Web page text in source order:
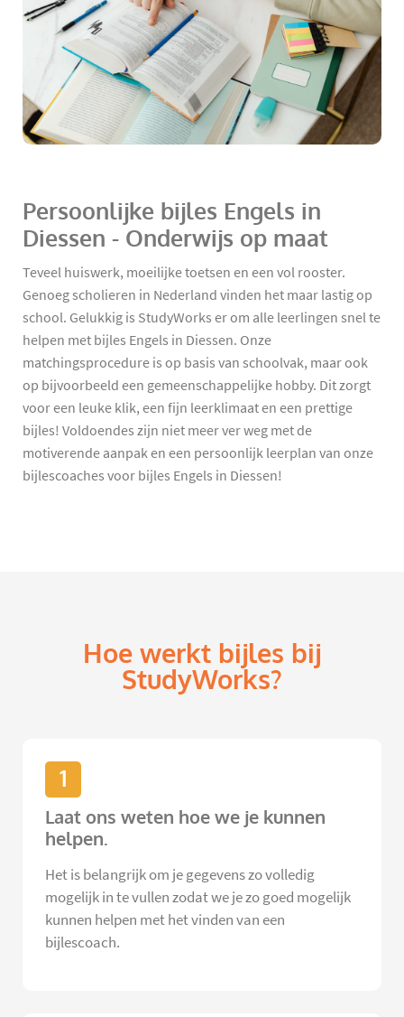
Persoonlijke bijles Engels in
Diessen - Onderwijs op maat
Teveel huiswerk, moeilijke toetsen en een vol rooster.
Genoeg scholieren in Nederland vinden het maar lastig op
school. Gelukkig is StudyWorks er om alle leerlingen snel te
helpen met bijles Engels in Diessen. Onze
matchingsprocedure is op basis van schoolvak, maar ook
op bijvoorbeeld een gemeenschappelijke hobby. Dit zorgt
voor een leuke klik, een fijn leerklimaat en een prettige
bijles! Voldoendes zijn niet meer ver weg met de
motiverende aanpak en een persoonlijk leerplan van onze
bijlescoaches voor bijles Engels in Diessen!
Hoe werkt bijles bij
StudyWorks?
1
Laat ons weten hoe we je kunnen
helpen.
Het is belangrijk om je gegevens zo volledig
mogelijk in te vullen zodat we je zo goed mogelijk
kunnen helpen met het vinden van een
bijlescoach.